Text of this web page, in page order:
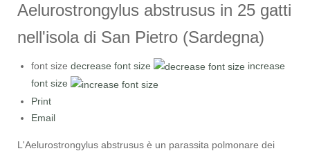
Aelurostrongylus abstrusus in 25 gatti
nell'isola di San Pietro (Sardegna)
font size decrease font size
increase
font size
Print
Email
L'Aelurostrongylus abstrusus è un parassita polmonare dei